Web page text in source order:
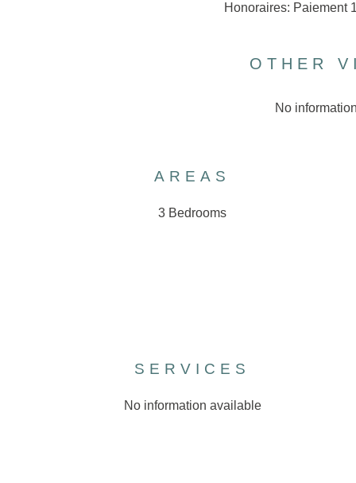
Honoraires: Paiement
OTHER
No
AREAS
3 Bedrooms
SERVICES
No information available